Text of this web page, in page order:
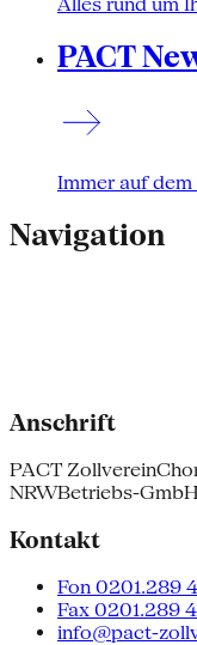
PACT
Immer auf
Navigation
Anschrift
PACT Zollverein
NRWBetriebs-GmbH
Kontakt
Fon 0201.289
Fax 0201.289
info@pact-